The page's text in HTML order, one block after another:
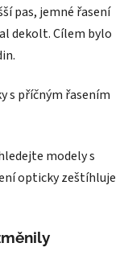
pas, jemné řasení
dekolt. Cílem bylo
s příčným řasením
modely s
opticky zeštíhluje